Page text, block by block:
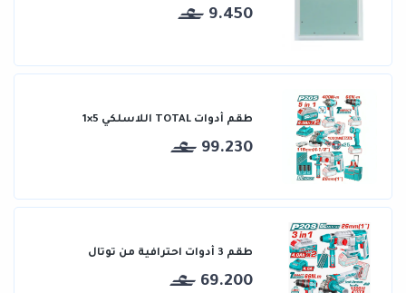
9.450
طقم أدوات TOTAL اللاسلكي 5×1
99.230
طقم 3 أدوات احترافية من توتال
69.200